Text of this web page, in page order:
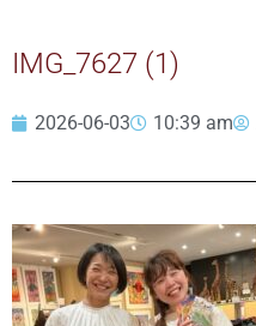
IMG_7627 (1)
2026-06-03 10:39 am